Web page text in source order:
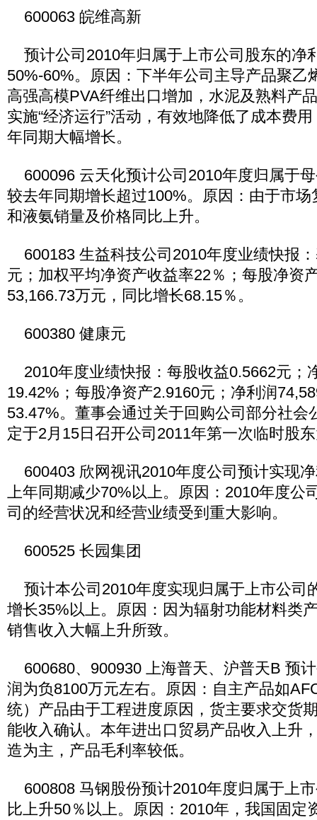
600063 皖维高新
预计公司2010年归属于上市公司股东的净
50%-60%。原因：下半年公司主导产品聚乙
高强高模PVA纤维出口增加，水泥及熟料产
实施“经济运行”活动，有效地降低了成本费
年同期大幅增长。
600096 云天化预计公司2010年度归属于
较去年同期增长超过100%。原因：由于市
和液氨销量及价格同比上升。
600183 生益科技公司2010年度业绩快报
元；加权平均净资产收益率22％；每股净资
53,166.73万元，同比增长68.15％。
600380 健康元
2010年度业绩快报：每股收益0.5662元；
19.42%；每股净资产2.9160元；净利润
53.47%。董事会通过关于回购公司部分社会
定于2月15日召开公司2011年第一次临时股
600403 欣网视讯2010年度公司预计实现
上年同期减少70%以上。原因：2010年度公
司的经营状况和经营业绩受到重大影响。
600525 长园集团
预计本公司2010年度实现归属于上市公司
增长35%以上。原因：因为辐射功能材料类
销售收入大幅上升所致。
600680、900930 上海普天、沪普天B 预
润为负8100万元左右。原因：自主产品如
统）产品由于工程进度原因，货主要求交货
能收入确认。本年进出口贸易产品收入上升
造为主，产品毛利率较低。
600808 马钢股份预计2010年度归属于上
比上升50％以上。原因：2010年，我国固定